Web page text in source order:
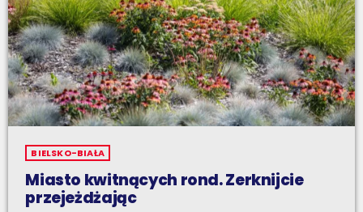
BIELSKO-BIAŁA
Miasto kwitnących rond. Zerknijcie
przejeżdżając